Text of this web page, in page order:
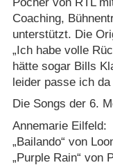
Coaching,
unterstützt. Die
„Ich habe volle
hätte sogar Bills
leider passe ich
Die Songs der 6.
Annemarie Eilfeld:
„Bailando“ von
„Purple Rain“ von